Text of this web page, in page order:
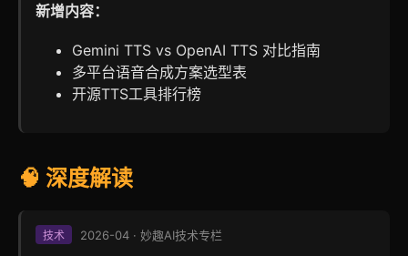
新增内容：
Gemini TTS vs OpenAI TTS 对比指南
多平台语音合成方案选型表
开源TTS工具排行榜
🧠 深度解读
技术 2026-04 · 妙趣AI技术专栏